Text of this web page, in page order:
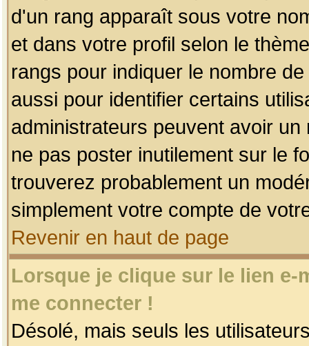
d'un rang apparaît sous votre
et dans votre profil selon le
rangs pour indiquer le nombre
aussi pour identifier certains
administrateurs peuvent avoir
ne pas poster inutilement sur le
trouverez probablement un
simplement votre compte de
Revenir en haut de page
Lorsque je clique sur le lien
me connecter !
Désolé, mais seuls les